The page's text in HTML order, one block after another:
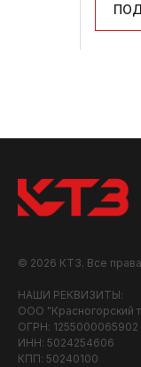
© 2026 КТЗ. Все
НАШИ РЕКВИЗИТЫ:
ООО "Красногорский
ОГРН: 1255000065902
ИНН: 5024254606
КПП: 50240100